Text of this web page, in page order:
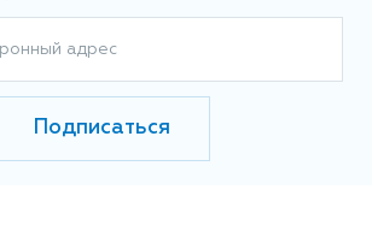
адрес
Подписаться